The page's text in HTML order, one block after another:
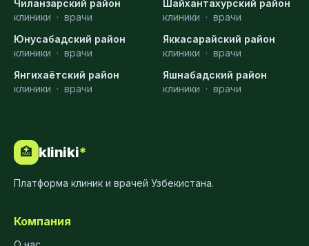
Чиланзарский район
клиники · врачи
Шайхантахурский район
клиники · врачи
Юнусабадский район
клиники · врачи
Яккасарайский район
клиники · врачи
Янгихаётский район
клиники · врачи
Яшнабадский район
клиники · врачи
🏥 kliniki*
Платформа клиник и врачей Узбекистана.
Компания